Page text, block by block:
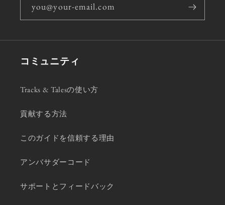
you@your-email.com
コミュニティ
Tracks & Talesの使い方
貢献する方法
このガイドを信頼する理由
アンバサダーコード
サポートとフィードバック